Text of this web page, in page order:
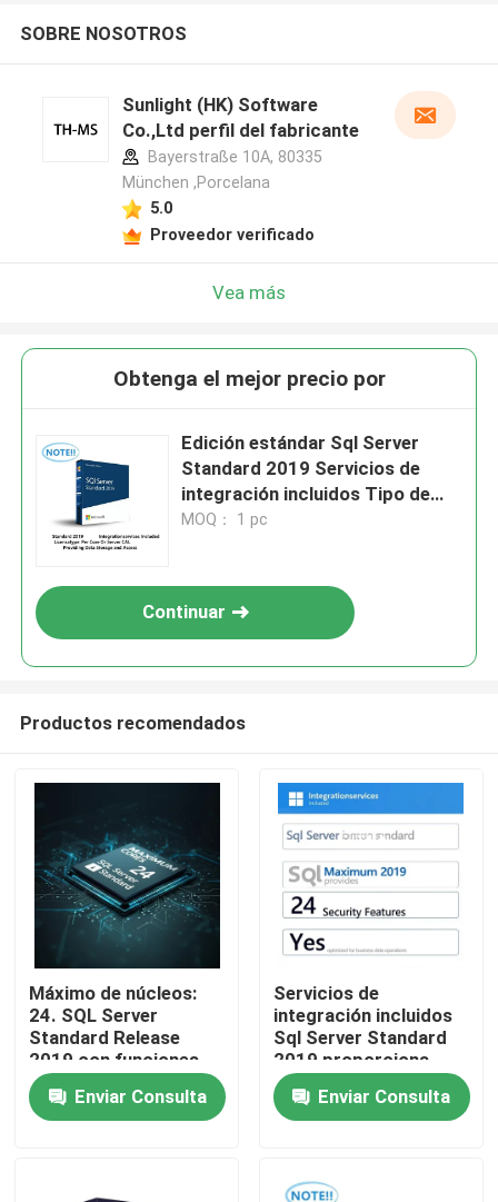
En casa
Productos
Los vídeos
SOBRE NOSOTROS
Sunlight (HK) Software
Co.,Ltd perfil del fabricante
Bayerstraße 10A, 80335
München ,Porcelana
5.0
Proveedor verificado
Vea más
Obtenga el mejor precio por
Edición estándar Sql Server
Standard 2019 Servicios de
integración incluidos Tipo de
licencia por núcleo o servidor
MOQ： 1 pc
Continuar
Productos recomendados
Máximo de núcleos:
24. SQL Server
Standard Release
2019 con funciones
de seguridad sí ofrece
manejo seguro de
datos y soluciones de
Enviar Consulta
Servicios de
integración incluidos
Sql Server Standard
2019 proporciona
Núcleos máximos 24
Características de
seguridad Sí
empresariales
Enviar Consulta